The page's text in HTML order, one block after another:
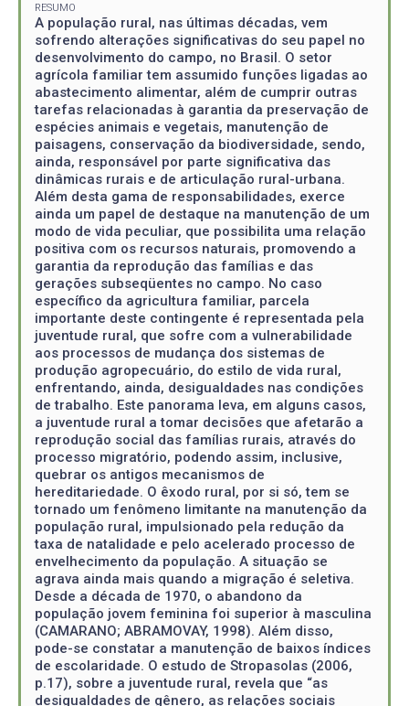
RESUMO
A população rural, nas últimas décadas, vem
sofrendo alterações significativas do seu papel no
desenvolvimento do campo, no Brasil. O setor
agrícola familiar tem assumido funções ligadas ao
abastecimento alimentar, além de cumprir outras
tarefas relacionadas à garantia da preservação de
espécies animais e vegetais, manutenção de
paisagens, conservação da biodiversidade, sendo,
ainda, responsável por parte significativa das
dinâmicas rurais e de articulação rural-urbana.
Além desta gama de responsabilidades, exerce
ainda um papel de destaque na manutenção de um
modo de vida peculiar, que possibilita uma relação
positiva com os recursos naturais, promovendo a
garantia da reprodução das famílias e das
gerações subseqüentes no campo. No caso
específico da agricultura familiar, parcela
importante deste contingente é representada pela
juventude rural, que sofre com a vulnerabilidade
aos processos de mudança dos sistemas de
produção agropecuário, do estilo de vida rural,
enfrentando, ainda, desigualdades nas condições
de trabalho. Este panorama leva, em alguns casos,
a juventude rural a tomar decisões que afetarão a
reprodução social das famílias rurais, através do
processo migratório, podendo assim, inclusive,
quebrar os antigos mecanismos de
hereditariedade. O êxodo rural, por si só, tem se
tornado um fenômeno limitante na manutenção da
população rural, impulsionado pela redução da
taxa de natalidade e pelo acelerado processo de
envelhecimento da população. A situação se
agrava ainda mais quando a migração é seletiva.
Desde a década de 1970, o abandono da
população jovem feminina foi superior à masculina
(CAMARANO; ABRAMOVAY, 1998). Além disso,
pode-se constatar a manutenção de baixos índices
de escolaridade. O estudo de Stropasolas (2006,
p.17), sobre a juventude rural, revela que “as
desigualdades de gênero, as relações sociais